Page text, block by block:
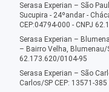
Serasa Experian – São
Sucupira - 24ºandar -
CEP:04794-000 - CNPJ
Serasa Experian –
– Bairro Velha, Blumenau/
62.173.620/0104-95
Serasa Experian – São
Carlos/SP CEP: 13571-